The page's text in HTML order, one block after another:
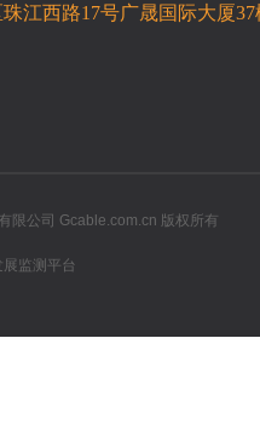
江西路17号广晟国际大厦37
限公司 Gcable.com.cn 版权所有
监测平台